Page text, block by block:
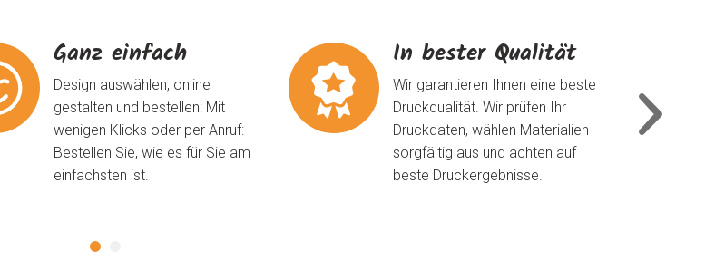
Ganz einfach
Design auswählen, online
gestalten und bestellen: Mit
wenigen Klicks oder per Anruf:
Bestellen Sie, wie es für Sie am
einfachsten ist.
In bester Qualität
Wir garantieren Ihnen eine beste
Druckqualität. Wir prüfen Ihr
Druckdaten, wählen Materialien
sorgfältig aus und achten auf
beste Druckergebnisse.